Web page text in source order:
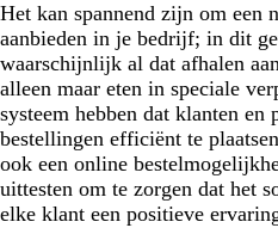
Het kan spannend zijn om een
aanbieden in je bedrijf; in dit
waarschijnlijk al dat afhalen
alleen maar eten in speciale
systeem hebben dat klanten en
bestellingen efficiënt te
ook een online
uittesten om te zorgen dat het
elke klant een positieve